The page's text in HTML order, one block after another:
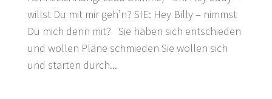
willst Du mit mir geh’n? SIE: Hey Billy – nimmst
Du mich denn mit? Sie haben sich entschieden
und wollen Pläne schmieden Sie wollen sich
und starten durch...